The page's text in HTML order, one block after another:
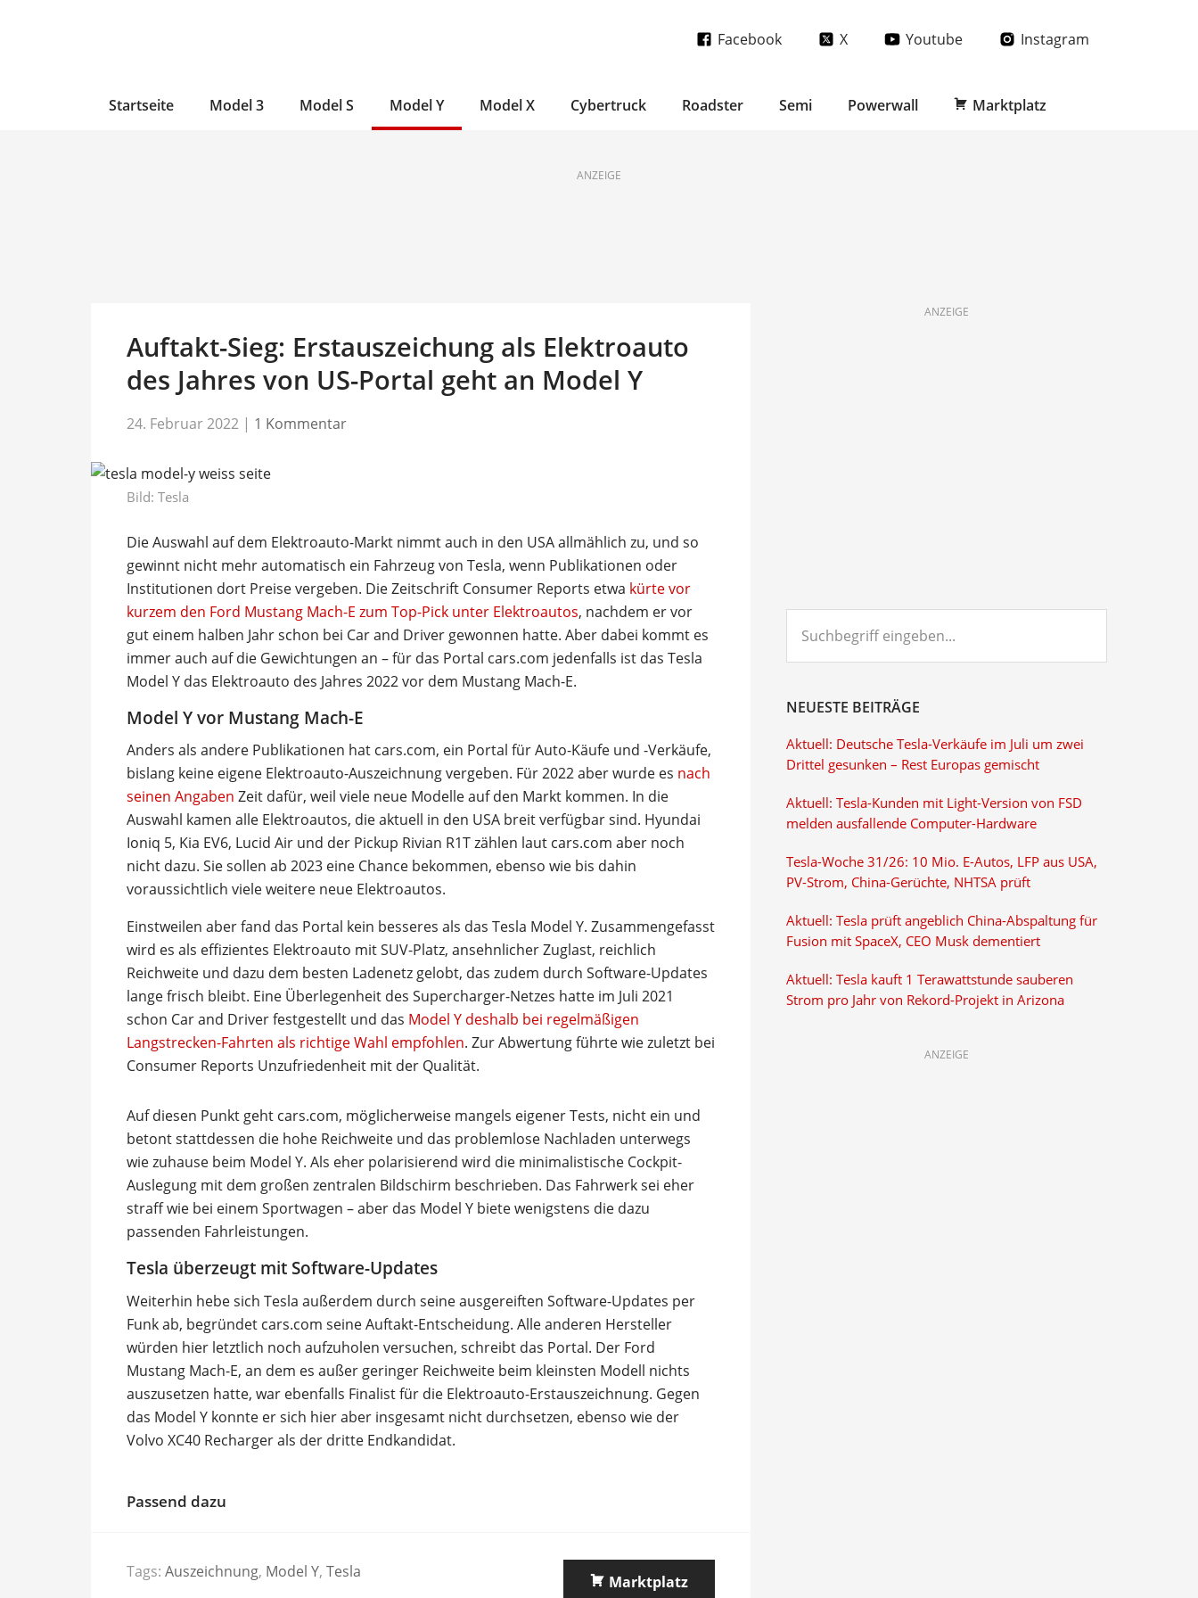
Facebook X Youtube Instagram
Startseite Model 3 Model S Model Y Model X Cybertruck Roadster Semi Powerwall Marktplatz
ANZEIGE
Auftakt-Sieg: Erstauszeichung als Elektroauto
des Jahres von US-Portal geht an Model Y
24. Februar 2022 | 1 Kommentar
Bild: Tesla
Die Auswahl auf dem Elektroauto-Markt nimmt auch in den USA allmählich zu, und so
gewinnt nicht mehr automatisch ein Fahrzeug von Tesla, wenn Publikationen oder
Institutionen dort Preise vergeben. Die Zeitschrift Consumer Reports etwa kürte vor
kurzem den Ford Mustang Mach-E zum Top-Pick unter Elektroautos, nachdem er vor
gut einem halben Jahr schon bei Car and Driver gewonnen hatte. Aber dabei kommt es
immer auch auf die Gewichtungen an – für das Portal cars.com jedenfalls ist das Tesla
Model Y das Elektroauto des Jahres 2022 vor dem Mustang Mach-E.
Model Y vor Mustang Mach-E
Anders als andere Publikationen hat cars.com, ein Portal für Auto-Käufe und -Verkäufe,
bislang keine eigene Elektroauto-Auszeichnung vergeben. Für 2022 aber wurde es nach
seinen Angaben Zeit dafür, weil viele neue Modelle auf den Markt kommen. In die
Auswahl kamen alle Elektroautos, die aktuell in den USA breit verfügbar sind. Hyundai
Ioniq 5, Kia EV6, Lucid Air und der Pickup Rivian R1T zählen laut cars.com aber noch
nicht dazu. Sie sollen ab 2023 eine Chance bekommen, ebenso wie bis dahin
voraussichtlich viele weitere neue Elektroautos.
Einstweilen aber fand das Portal kein besseres als das Tesla Model Y. Zusammengefasst
wird es als effizientes Elektroauto mit SUV-Platz, ansehnlicher Zuglast, reichlich
Reichweite und dazu dem besten Ladenetz gelobt, das zudem durch Software-Updates
lange frisch bleibt. Eine Überlegenheit des Supercharger-Netzes hatte im Juli 2021
schon Car and Driver festgestellt und das Model Y deshalb bei regelmäßigen
Langstrecken-Fahrten als richtige Wahl empfohlen. Zur Abwertung führte wie zuletzt bei
Consumer Reports Unzufriedenheit mit der Qualität.
Auf diesen Punkt geht cars.com, möglicherweise mangels eigener Tests, nicht ein und
betont stattdessen die hohe Reichweite und das problemlose Nachladen unterwegs
wie zuhause beim Model Y. Als eher polarisierend wird die minimalistische Cockpit-
Auslegung mit dem großen zentralen Bildschirm beschrieben. Das Fahrwerk sei eher
straff wie bei einem Sportwagen – aber das Model Y biete wenigstens die dazu
passenden Fahrleistungen.
Tesla überzeugt mit Software-Updates
Weiterhin hebe sich Tesla außerdem durch seine ausgereiften Software-Updates per
Funk ab, begründet cars.com seine Auftakt-Entscheidung. Alle anderen Hersteller
würden hier letztlich noch aufzuholen versuchen, schreibt das Portal. Der Ford
Mustang Mach-E, an dem es außer geringer Reichweite beim kleinsten Modell nichts
auszusetzen hatte, war ebenfalls Finalist für die Elektroauto-Erstauszeichnung. Gegen
das Model Y konnte er sich hier aber insgesamt nicht durchsetzen, ebenso wie der
Volvo XC40 Recharger als der dritte Endkandidat.
Passend dazu
Tags: Auszeichnung, Model Y, Tesla
Marktplatz
ANZEIGE
eingeben...
NEUESTE BEITRÄGE
Aktuell: Deutsche Tesla-Verkäufe im Juli um zwei
Drittel gesunken – Rest Europas gemischt
Aktuell: Tesla-Kunden mit Light-Version von FSD
melden ausfallende Computer-Hardware
Tesla-Woche 31/26: 10 Mio. E-Autos, LFP aus USA,
PV-Strom, China-Gerüchte, NHTSA prüft
Aktuell: Tesla prüft angeblich China-Abspaltung für
Fusion mit SpaceX, CEO Musk dementiert
Aktuell: Tesla kauft 1 Terawattstunde sauberen
Strom pro Jahr von Rekord-Projekt in Arizona
ANZEIGE